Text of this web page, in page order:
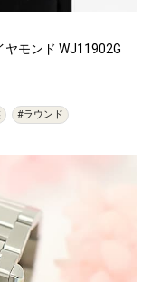
ヤモンド WJ11902G
#ラウンド